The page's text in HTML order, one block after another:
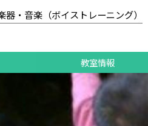
器・音楽（ボイストレーニング）
教室情報